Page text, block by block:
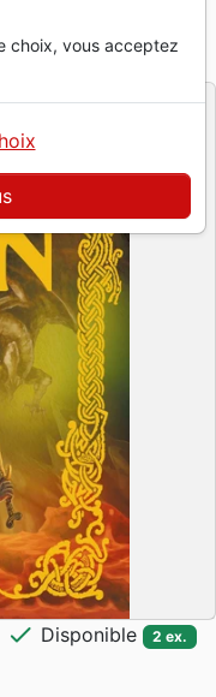
check Disponible 2 ex.
choix, vous acceptez